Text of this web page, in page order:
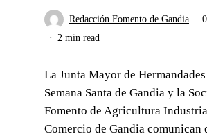
Redacción Fomento de Gandia
2 min read
La Junta Mayor de
Semana Santa de Gandia y la
Fomento de Agricultura
Comercio de Gandia comunican